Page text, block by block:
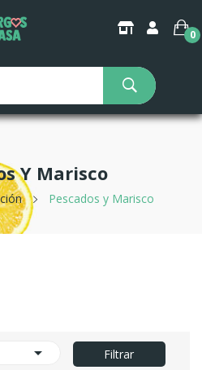
0
Y Marisco
Pescados y Marisco
 Filtrar